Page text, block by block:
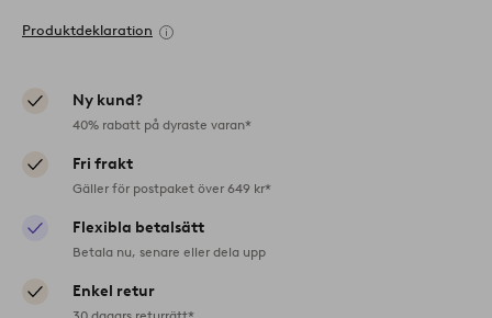
Produktdeklaration
Ny kund?
40% rabatt på dyraste varan*
Fri frakt
Gäller för postpaket över 649 kr*
Flexibla betalsätt
Betala nu, senare eller dela upp
Enkel retur